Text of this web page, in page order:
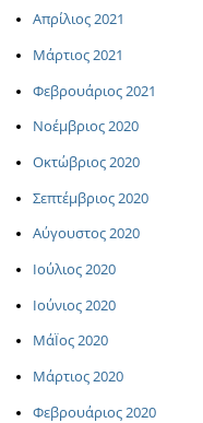
Απρίλιος 2021
Μάρτιος 2021
Φεβρουάριος 2021
Νοέμβριος 2020
Οκτώβριος 2020
Σεπτέμβριος 2020
Αύγουστος 2020
Ιούλιος 2020
Ιούνιος 2020
ΜάΪος 2020
Μάρτιος 2020
Φεβρουάριος 2020